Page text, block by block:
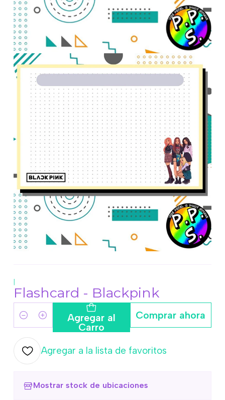
|
Flashcard - Blackpink
Cantidad Agregar al
Carro
Comprar ahora
Agregar a la lista de favoritos
Mostrar stock de ubicaciones